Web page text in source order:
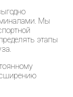
Мы
этапы